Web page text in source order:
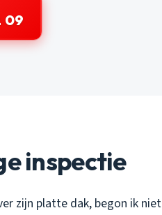
09
inspectie
zijn platte dak, begon ik niet